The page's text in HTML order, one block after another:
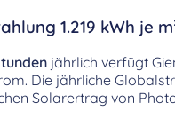
1.219 kWh je
jährlich verfügt
Die jährliche
Solarertrag von